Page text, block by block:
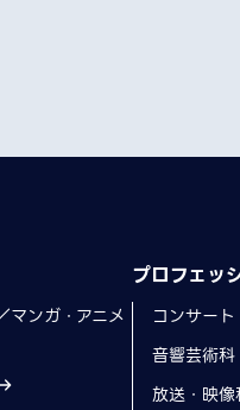
マンガ・アニメ
プロフェッ
コンサー
音響芸術科
放送・映